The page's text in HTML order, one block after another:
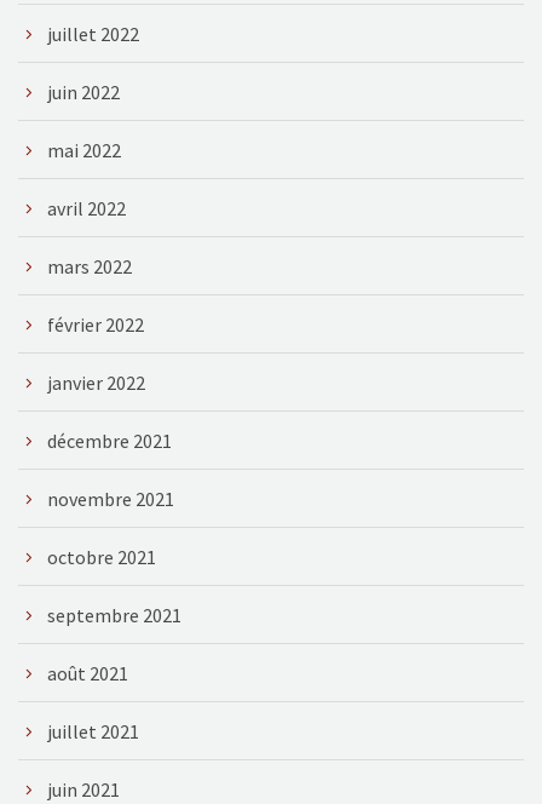
juillet 2022
juin 2022
mai 2022
avril 2022
mars 2022
février 2022
janvier 2022
décembre 2021
novembre 2021
octobre 2021
septembre 2021
août 2021
juillet 2021
juin 2021